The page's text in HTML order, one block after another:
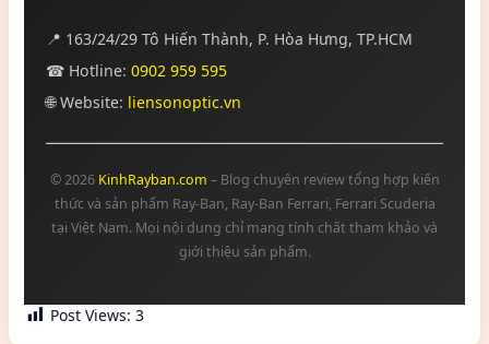
📍 163/24/29 Tô Hiến Thành, P. Hòa Hưng, TP.HCM
☎ Hotline: 0902 959 595
🌐 Website: liensonoptic.vn
© 2026 KinhRayban.com – Blog chuyên review tổng hợp kiến
thức và sản phẩm Ray-Ban, Ray-Ban Ferrari, Ferrari Scuderia
tại Việt Nam. Mọi nội dung chỉ mang tính chất tham khảo và
giới thiệu sản phẩm.
Post Views: 3